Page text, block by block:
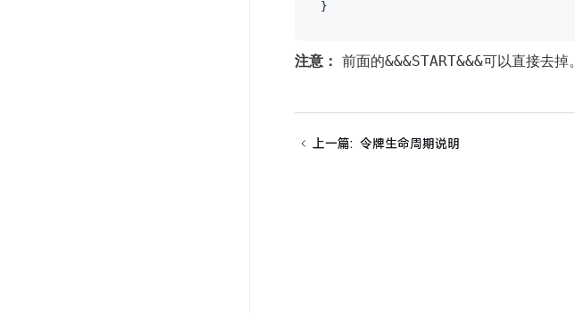
注意： 前面的&&&START&&&可以直接去掉。
上一篇: 令牌生命周期说明